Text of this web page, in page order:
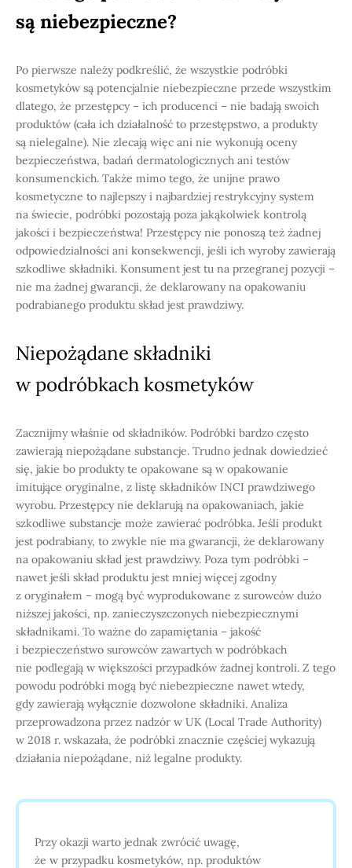
są niebezpieczne?
Po pierwsze należy podkreślić, że wszystkie podróbki
kosmetyków są potencjalnie niebezpieczne przede wszystkim
dlatego, że przestępcy – ich producenci – nie badają swoich
produktów (cała ich działalność to przestępstwo, a produkty
są nielegalne). Nie zlecają więc ani nie wykonują oceny
bezpieczeństwa, badań dermatologicznych ani testów
konsumenckich. Także mimo tego, że unijne prawo
kosmetyczne to najlepszy i najbardziej restrykcyjny system
na świecie, podróbki pozostają poza jakąkolwiek kontrolą
jakości i bezpieczeństwa! Przestępcy nie ponoszą też żadnej
odpowiedzialności ani konsekwencji, jeśli ich wyroby zawierają
szkodliwe składniki. Konsument jest tu na przegranej pozycji –
nie ma żadnej gwarancji, że deklarowany na opakowaniu
podrabianego produktu skład jest prawdziwy.
Niepożądane składniki
w podróbkach kosmetyków
Zacznijmy właśnie od składników. Podróbki bardzo często
zawierają niepożądane substancje. Trudno jednak dowiedzieć
się, jakie bo produkty te opakowane są w opakowanie
imitujące oryginalne, z listę składników INCI prawdziwego
wyrobu. Przestępcy nie deklarują na opakowaniach, jakie
szkodliwe substancje może zawierać podróbka. Jeśli produkt
jest podrabiany, to zwykle nie ma gwarancji, że deklarowany
na opakowaniu skład jest prawdziwy. Poza tym podróbki –
nawet jeśli skład produktu jest mniej więcej zgodny
z oryginałem – mogą być wyprodukowane z surowców dużo
niższej jakości, np. zanieczyszczonych niebezpiecznymi
składnikami. To ważne do zapamiętania – jakość
i bezpieczeństwo surowców zawartych w podróbkach
nie podlegają w większości przypadków żadnej kontroli. Z tego
powodu podróbki mogą być niebezpieczne nawet wtedy,
gdy zawierają wyłącznie dozwolone składniki. Analiza
przeprowadzona przez nadzór w UK (Local Trade Authority)
w 2018 r. wskazała, że podróbki znacznie częściej wykazują
działania niepożądane, niż legalne produkty.
Przy okazji warto jednak zwrócić uwagę,
że w przypadku kosmetyków, np. produktów